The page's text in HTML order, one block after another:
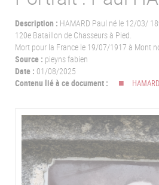
Description : HAMARD Paul né le 12/03/
120e Bataillon de Chasseurs à Pied.
Mort pour la France le 19/07/1917 à Mont
Source : pieyns fabien
Date : 01/08/2025
Contenu lié à ce document :